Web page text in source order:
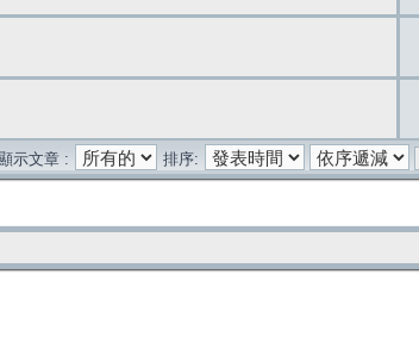
示文章 :
排序: